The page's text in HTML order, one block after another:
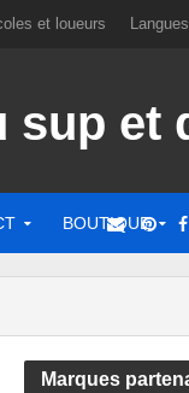
et loueurs Langues
BOUTIQUE
Marques